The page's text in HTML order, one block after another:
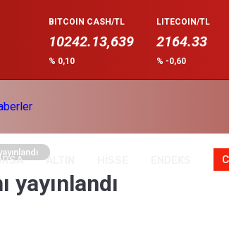
BITCOIN CASH/TL
10242.13,639
% 0,10
LITECOIN/TL
2164.33
% -0,60
ALTIN